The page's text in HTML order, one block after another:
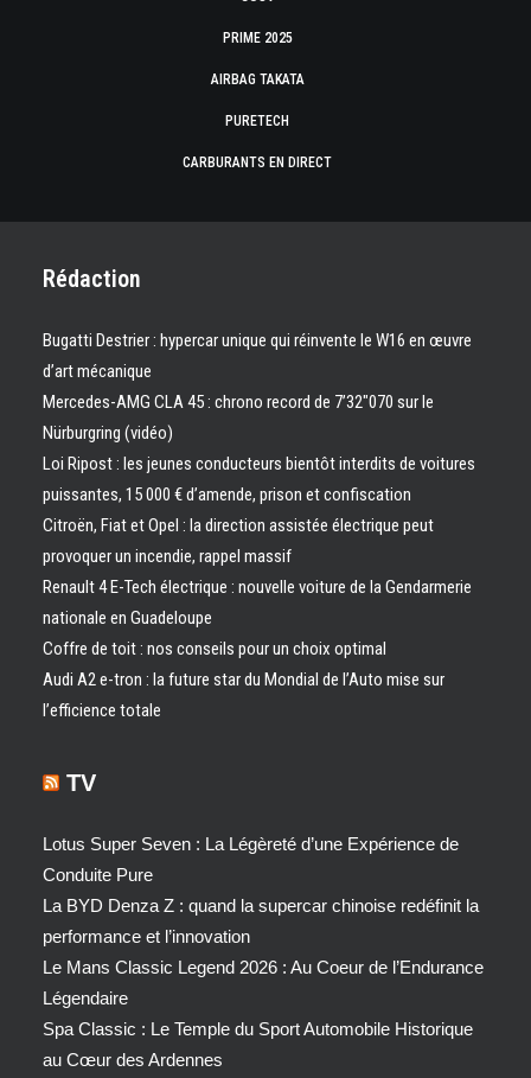
PRIME 2025
AIRBAG TAKATA
PURETECH
CARBURANTS EN DIRECT
Rédaction
Bugatti Destrier : hypercar unique qui réinvente le W16 en œuvre
d’art mécanique
Mercedes-AMG CLA 45 : chrono record de 7’32″070 sur le
Nürburgring (vidéo)
Loi Ripost : les jeunes conducteurs bientôt interdits de voitures
puissantes, 15 000 € d’amende, prison et confiscation
Citroën, Fiat et Opel : la direction assistée électrique peut
provoquer un incendie, rappel massif
Renault 4 E-Tech électrique : nouvelle voiture de la Gendarmerie
nationale en Guadeloupe
Coffre de toit : nos conseils pour un choix optimal
Audi A2 e-tron : la future star du Mondial de l’Auto mise sur
l’efficience totale
TV
Lotus Super Seven : La Légèreté d’une Expérience de
Conduite Pure
La BYD Denza Z : quand la supercar chinoise redéfinit la
performance et l’innovation
Le Mans Classic Legend 2026 : Au Coeur de l’Endurance
Légendaire
Spa Classic : Le Temple du Sport Automobile Historique
au Cœur des Ardennes